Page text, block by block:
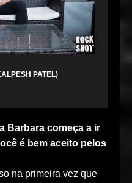
PATEL)
Barbara começa a ir
é bem aceito pelos
na primeira vez que